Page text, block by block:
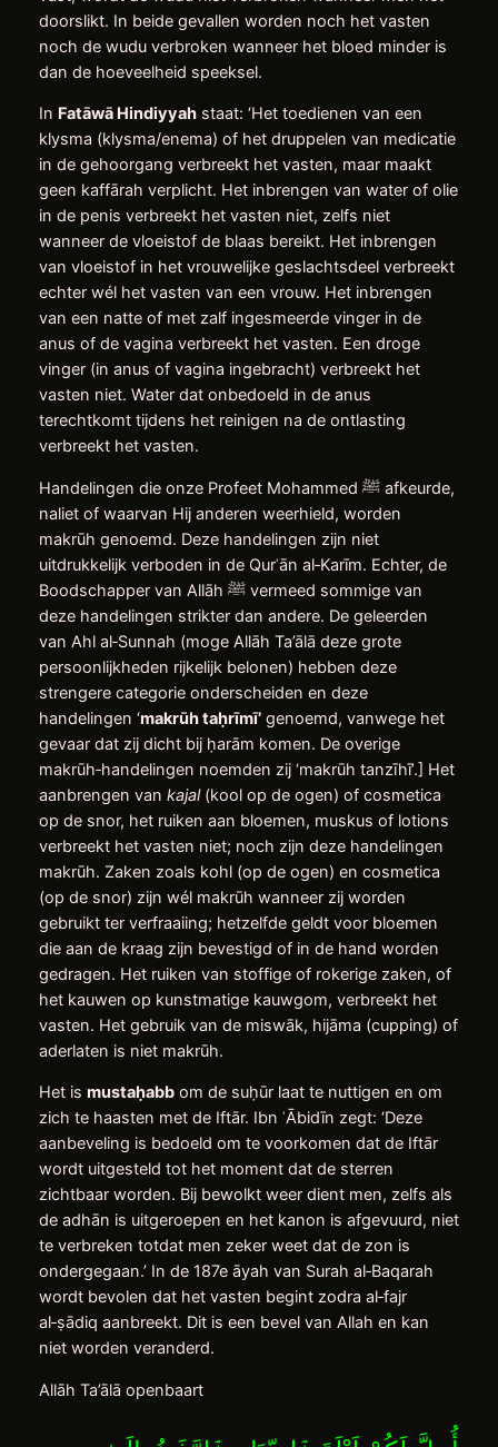
doorslikt. In beide gevallen worden noch het vasten
noch de wudu verbroken wanneer het bloed minder is
dan de hoeveelheid speeksel.
In Fatāwā Hindiyyahstaat: ‘Het toedienen van een
klysma (klysma/enema) of het druppelen van medicatie
in de gehoorgang verbreekt het vasten, maar maakt
geen kaffārah verplicht. Het inbrengen van water of olie
in de penis verbreekt het vasten niet, zelfs niet
wanneer de vloeistof de blaas bereikt. Het inbrengen
van vloeistof in het vrouwelijke geslachtsdeel verbreekt
echter wél het vasten van een vrouw. Het inbrengen
van een natte of met zalf ingesmeerde vinger in de
anus of de vagina verbreekt het vasten. Een droge
vinger (in anus of vagina ingebracht) verbreekt het
vasten niet. Water dat onbedoeld in de anus
terechtkomt tijdens het reinigen na de ontlasting
verbreekt het vasten.
Handelingen die onze Profeet Mohammed ﷺ afkeurde,
naliet of waarvan Hij anderen weerhield, worden
makrūh genoemd. Deze handelingen zijn niet
uitdrukkelijk verboden in de Qurʾān al‑Karīm. Echter, de
Boodschapper van Allāh ﷺ vermeed sommige van
deze handelingen strikter dan andere. De geleerden
van Ahl al‑Sunnah (moge Allāh Ta’ālā deze grote
persoonlijkheden rijkelijk belonen) hebben deze
strengere categorie onderscheiden en deze
handelingen ‘makrūh taḥrīmī’genoemd, vanwege het
gevaar dat zij dicht bij ḥarām komen. De overige
makrūh‑handelingen noemden zij ‘makrūh tanzīhī’.] Het
aanbrengen van kajal(kool op de ogen) of cosmetica
op de snor, het ruiken aan bloemen, muskus of lotions
verbreekt het vasten niet; noch zijn deze handelingen
makrūh. Zaken zoals kohl (op de ogen) en cosmetica
(op de snor) zijn wél makrūh wanneer zij worden
gebruikt ter verfraaiing; hetzelfde geldt voor bloemen
die aan de kraag zijn bevestigd of in de hand worden
gedragen. Het ruiken van stoffige of rokerige zaken, of
het kauwen op kunstmatige kauwgom, verbreekt het
vasten. Het gebruik van de miswāk, hijāma (cupping) of
aderlaten is niet makrūh.
Het is mustaḥabbom de suḥūr laat te nuttigen en om
zich te haasten met de Iftār. Ibn ʿĀbidīn zegt: ‘Deze
aanbeveling is bedoeld om te voorkomen dat de Iftār
wordt uitgesteld tot het moment dat de sterren
zichtbaar worden. Bij bewolkt weer dient men, zelfs als
de adhān is uitgeroepen en het kanon is afgevuurd, niet
te verbreken totdat men zeker weet dat de zon is
ondergegaan.’ In de 187e āyah van Surah al‑Baqarah
wordt bevolen dat het vasten begint zodra al‑fajr
al‑ṣādiq aanbreekt. Dit is een bevel van Allah en kan
niet worden veranderd.
Allāh Ta’ālā openbaart